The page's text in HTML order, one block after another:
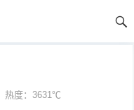
热度：3631℃